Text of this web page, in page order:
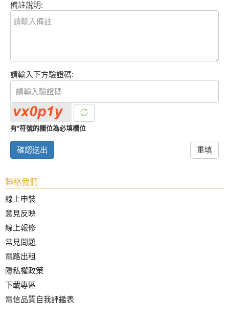
備註說明:
請輸入下方驗證碼:
有*符號的欄位為必填欄位
重填
確認送出
聯絡我們
線上申裝
意見反映
線上報修
常見問題
電路出租
隱私權政策
下載專區
電信品質自我評鑑表